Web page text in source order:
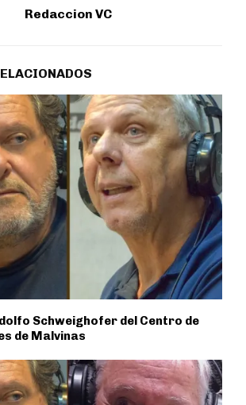
Redaccion VC
Schweighofer del Centro de
de Malvinas